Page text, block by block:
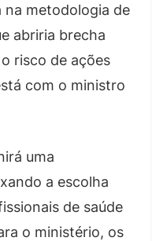
na metodologia de
abriria brecha
risco de ações
com o ministro
uma
a escolha
de saúde
o ministério, os